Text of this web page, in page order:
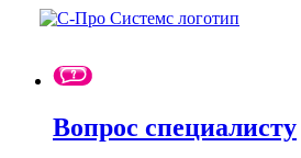
Вопрос специалисту